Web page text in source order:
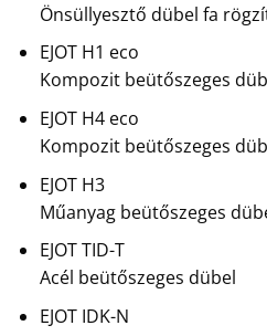
Önsüllyesztő dübel fa
EJOT H1 eco
Kompozit beütőszeges
EJOT H4 eco
Kompozit beütőszeges
EJOT H3
Műanyag beütőszeges
EJOT TID-T
Acél beütőszeges dübel
EJOT IDK-N